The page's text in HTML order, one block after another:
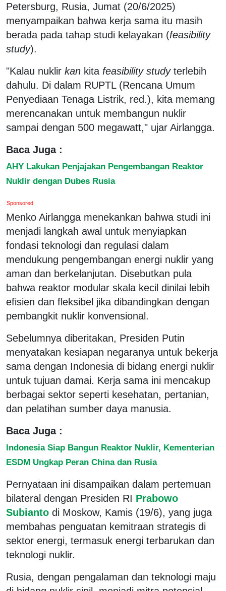
Petersburg, Rusia, Jumat (20/6/2025)
menyampaikan bahwa kerja sama itu masih
berada pada tahap studi kelayakan (feasibility
study).
"Kalau nuklir kan kita feasibility studyterlebih
dahulu. Di dalam RUPTL (Rencana Umum
Penyediaan Tenaga Listrik, red.), kita memang
merencanakan untuk membangun nuklir
sampai dengan 500 megawatt," ujar Airlangga.
Baca Juga :
AHY Lakukan Penjajakan Pengembangan Reaktor
Nuklir dengan Dubes Rusia
Sponsored
Menko Airlangga menekankan bahwa studi ini
menjadi langkah awal untuk menyiapkan
fondasi teknologi dan regulasi dalam
mendukung pengembangan energi nuklir yang
aman dan berkelanjutan. Disebutkan pula
bahwa reaktor modular skala kecil dinilai lebih
efisien dan fleksibel jika dibandingkan dengan
pembangkit nuklir konvensional.
Sebelumnya diberitakan, Presiden Putin
menyatakan kesiapan negaranya untuk bekerja
sama dengan Indonesia di bidang energi nuklir
untuk tujuan damai. Kerja sama ini mencakup
berbagai sektor seperti kesehatan, pertanian,
dan pelatihan sumber daya manusia.
Baca Juga :
Indonesia Siap Bangun Reaktor Nuklir, Kementerian
ESDM Ungkap Peran China dan Rusia
Pernyataan ini disampaikan dalam pertemuan
bilateral dengan Presiden RI Prabowo
Subianto di Moskow, Kamis (19/6), yang juga
membahas penguatan kemitraan strategis di
sektor energi, termasuk energi terbarukan dan
teknologi nuklir.
Rusia, dengan pengalaman dan teknologi maju